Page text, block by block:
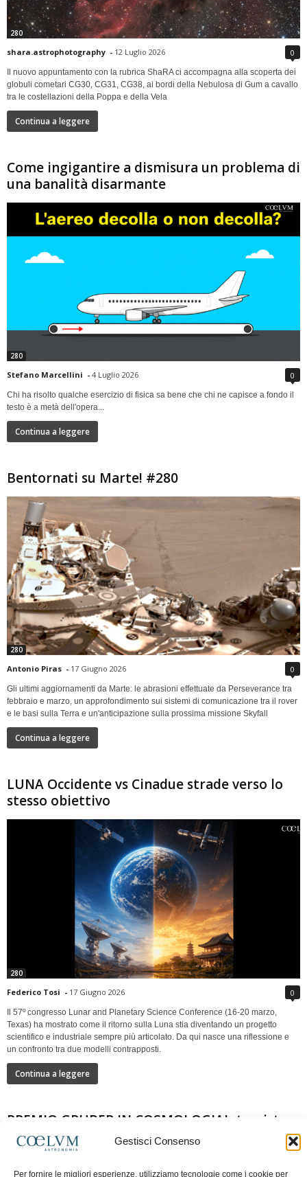
Gestisci Consenso
Per fornire le migliori esperienze, utilizziamo tecnologie come i cookie per
280
shara.astrophotography - 12 Luglio 2026 0
Il nuovo appuntamento con la rubrica ShaRA ci accompagna alla scoperta dei
globuli cometari CG30, CG31, CG38, ai bordi della Nebulosa di Gum a cavallo
tra le costellazioni della Poppa e della Vela
Continua a leggere
Come ingigantire a dismisura un problema di
una banalità disarmante
280
Stefano Marcellini - 4 Luglio 2026 0
Chi ha risolto qualche esercizio di fisica sa bene che chi ne capisce a fondo il
testo è a metà dell'opera...
Continua a leggere
Bentornati su Marte! #280
280
Antonio Piras - 17 Giugno 2026 0
Gli ultimi aggiornamenti da Marte: le abrasioni effettuate da Perseverance tra
febbraio e marzo, un approfondimento sui sistemi di comunicazione tra il rover
e le basi sulla Terra e un'anticipazione sulla prossima missione Skyfall
Continua a leggere
LUNA Occidente vs Cinadue strade verso lo
stesso obiettivo
280
Federico Tosi - 17 Giugno 2026 0
Il 57º congresso Lunar and Planetary Science Conference (16-20 marzo,
Texas) ha mostrato come il ritorno sulla Luna stia diventando un progetto
scientifico e industriale sempre più articolato. Da qui nasce una riflessione e
un confronto tra due modelli contrapposti.
Continua a leggere
PREMIO GRUBER IN COSMOLOGIAIntervista a
Nazzareno Mandolesi